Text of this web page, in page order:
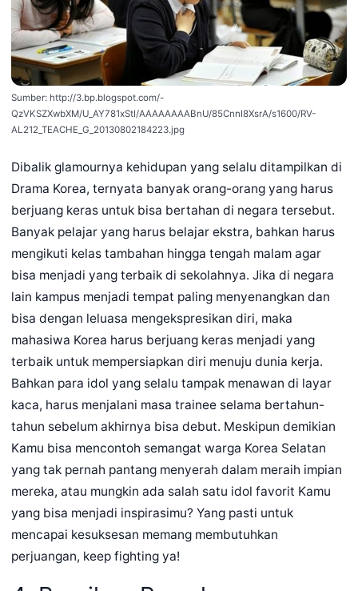
Sumber: http://3.bp.blogspot.com/-
QzVKSZXwbXM/U_AY781xStI/AAAAAAAABnU/85CnnI8XsrA/s1600/RV-
AL212_TEACHE_G_20130802184223.jpg
Dibalik glamournya kehidupan yang selalu ditampilkan di
Drama Korea, ternyata banyak orang-orang yang harus
berjuang keras untuk bisa bertahan di negara tersebut.
Banyak pelajar yang harus belajar ekstra, bahkan harus
mengikuti kelas tambahan hingga tengah malam agar
bisa menjadi yang terbaik di sekolahnya. Jika di negara
lain kampus menjadi tempat paling menyenangkan dan
bisa dengan leluasa mengekspresikan diri, maka
mahasiwa Korea harus berjuang keras menjadi yang
terbaik untuk mempersiapkan diri menuju dunia kerja.
Bahkan para idol yang selalu tampak menawan di layar
kaca, harus menjalani masa trainee selama bertahun-
tahun sebelum akhirnya bisa debut. Meskipun demikian
Kamu bisa mencontoh semangat warga Korea Selatan
yang tak pernah pantang menyerah dalam meraih impian
mereka, atau mungkin ada salah satu idol favorit Kamu
yang bisa menjadi inspirasimu? Yang pasti untuk
mencapai kesuksesan memang membutuhkan
perjuangan, keep fighting ya!